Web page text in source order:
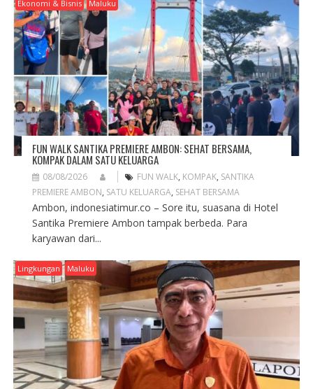
A
T
N
Ekonomi & Bisnis Maluku
FUN WALK SANTIKA PREMIERE AMBON: SEHAT BERSAMA,
KOMPAK DALAM SATU KELUARGA
08/08/2026 FUN WALK, KOMPAK, SANTIKA
PREMIERE AMBON, SATU KELUARGA, SEHAT BERSAMA
Ambon, indonesiatimur.co – Sore itu, suasana di Hotel
Santika Premiere Ambon tampak berbeda. Para
karyawan dari...
Lingkungan Maluku